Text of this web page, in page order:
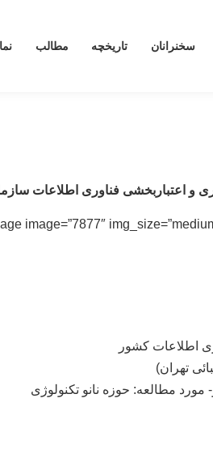
سخنرانان تاریخچه مطالب
و اعتباربخشی فناوری اطلاعات
اطلاعات کشور
تهران)
مورد مطالعه: حوزه نانو تکنولوژی